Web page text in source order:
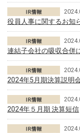
役員人事に関するお知
連結子会社の吸収合併
2024年5月期決算説明
2024年５月期 決算短信